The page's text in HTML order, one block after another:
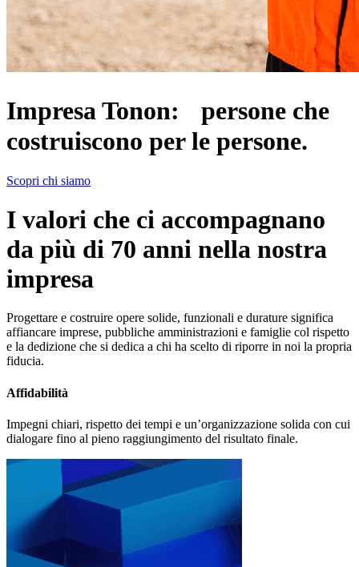
Impresa Tonon: persone che
costruiscono per le persone.
Scopri chi siamo
I valori che ci accompagnano
da più di 70 anni nella nostra
impresa
Progettare e costruire opere solide, funzionali e durature significa
affiancare imprese, pubbliche amministrazioni e famiglie col rispetto
e la dedizione che si dedica a chi ha scelto di riporre in noi la propria
fiducia.
Affidabilità
Impegni chiari, rispetto dei tempi e un’organizzazione solida con cui
dialogare fino al pieno raggiungimento del risultato finale.